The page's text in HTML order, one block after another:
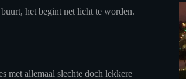
het begint net licht te worden.
met allemaal slechte doch lekkere